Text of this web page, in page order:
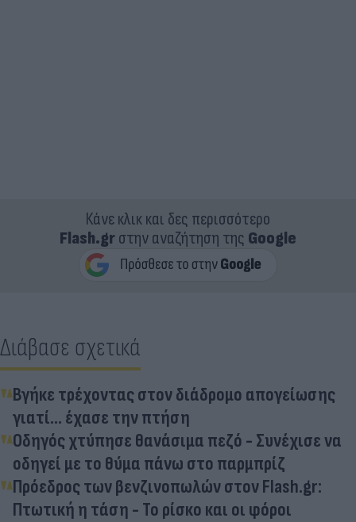
Κάνε κλικ και δες περισσότερο
Flash.grστην αναζήτηση της Google
Διάβασε σχετικά
Βγήκε τρέχοντας στον διάδρομο απογείωσης
γιατί… έχασε την πτήση
Οδηγός χτύπησε θανάσιμα πεζό - Συνέχισε να
οδηγεί με το θύμα πάνω στο παρμπρίζ
Πρόεδρος των βενζινοπωλών στον Flash.gr:
Πτωτική η τάση - Το ρίσκο και οι φόροι